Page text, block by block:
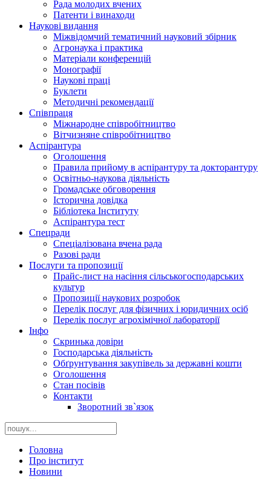
Рада молодих вчених
Патенти і винаходи
Наукові видання
Міжвідомчий тематичний науковий збірник
Агронаука і практика
Матеріали конференцій
Монографії
Наукові праці
Буклети
Методичні рекомендації
Співпраця
Міжнародне співробітництво
Вітчизняне співробітництво
Аспірантура
Оголошення
Правила прийому в аспірантуру та докторантуру
Освітньо-наукова діяльність
Громадське обговорення
Історична довідка
Бібліотека Інституту
Аспірантура тест
Спецради
Спеціалізована вчена рада
Разові ради
Послуги та пропозиції
Прайс-лист на насіння сільськогосподарських
культур
Пропозиції наукових розробок
Перелік послуг для фізичних і юридичних осіб
Перелік послуг агрохімічної лабораторії
Інфо
Скринька довіри
Господарська діяльність
Обґрунтування закупівель за державні кошти
Оголошення
Стан посівів
Контакти
Зворотний зв`язок
Головна
Про інститут
Новини